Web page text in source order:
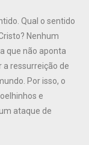
Qual o sentido
Nenhum
que não aponta
ressurreição de
Por isso, o
e
ataque de